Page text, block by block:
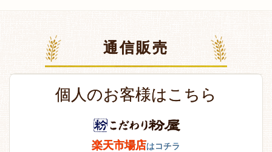
通信販売
個人のお客様はこちら
楽天市場店はコチラ